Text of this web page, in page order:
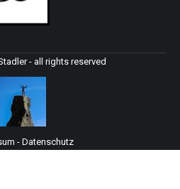
- all rights reserved
- Datenschutz